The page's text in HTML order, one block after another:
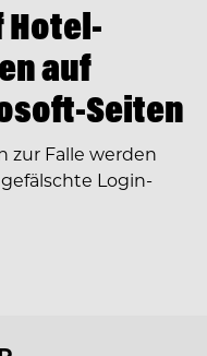
auf
Seiten
zur Falle werden
Login-